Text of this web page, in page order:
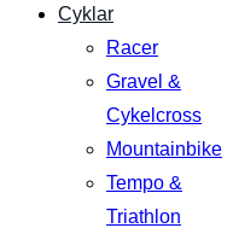
Cyklar
Racer
Gravel &
Cykelcross
Mountainbike
Tempo &
Triathlon